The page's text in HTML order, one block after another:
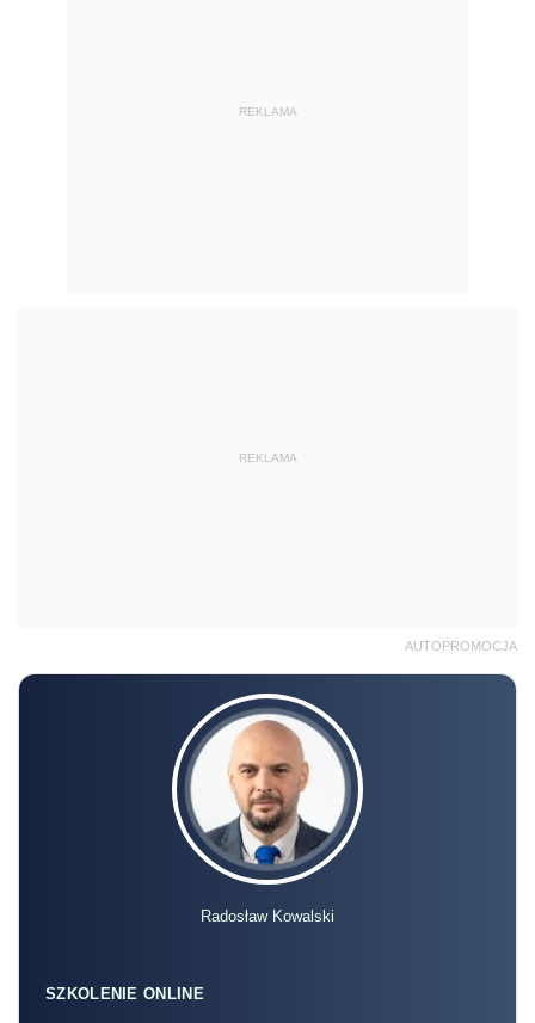
REKLAMA
REKLAMA
AUTOPROMOCJA
Radosław Kowalski
SZKOLENIE ONLINE